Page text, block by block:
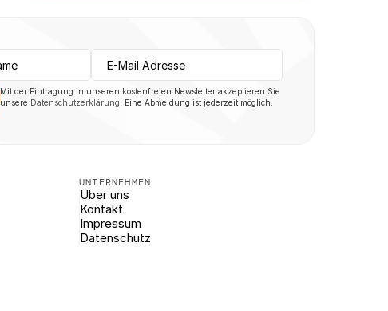
Mit der Eintragung in unseren kostenfreien Newsletter akzeptieren Sie
unsere Datenschutzerklärung . Eine Abmeldung ist jederzeit möglich.
UNTERNEHMEN
Über uns
Kontakt
Impressum
Datenschutz